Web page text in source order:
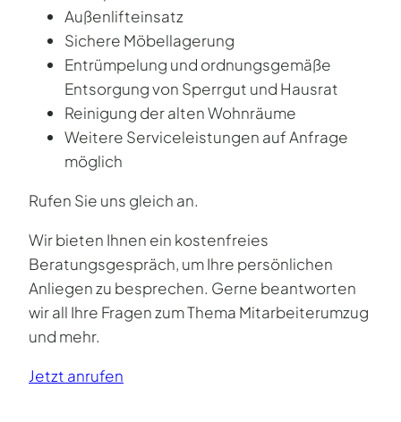
Außenlifteinsatz
Sichere Möbellagerung
Entrümpelung und ordnungsgemäße
Entsorgung von Sperrgut und Hausrat
Reinigung der alten Wohnräume
Weitere Serviceleistungen auf Anfrage
möglich
Rufen Sie uns gleich an.
Wir bieten Ihnen ein kostenfreies
Beratungsgespräch, um Ihre persönlichen
Anliegen zu besprechen. Gerne beantworten
wir all Ihre Fragen zum Thema Mitarbeiterumzug
und mehr.
Jetzt anrufen